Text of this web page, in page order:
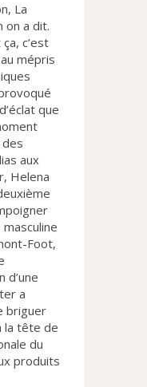
La
on a dit.
c’est
mépris
que
aux
Helena
Foot,
d’une
a
briguer
la tête de
du
produits